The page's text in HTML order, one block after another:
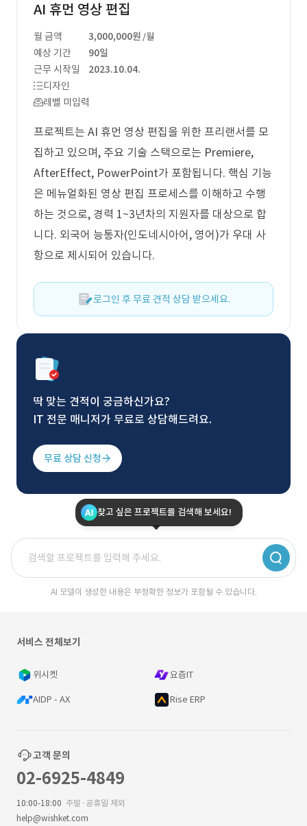
AI 휴먼 영상 편집
월 금액 3,000,000원 /월
예상 기간
90일
근무 시작일
2023.10.04.
디자인
레벨 미입력
프로젝트는 AI 휴먼 영상 편집을 위한 프리랜서를 모
집하고 있으며, 주요 기술 스택으로는 Premiere,
AfterEffect, PowerPoint가 포함됩니다. 핵심 기능
은 메뉴얼화된 영상 편집 프로세스를 이해하고 수행
하는 것으로, 경력 1~3년차의 지원자를 대상으로 합
니다. 외국어 능통자(인도네시아어, 영어)가 우대 사
항으로 제시되어 있습니다.
로그인 후 무료 견적 상담 받으세요.
딱 맞는 견적이 궁금하신가요?
IT 전문 매니저가 무료로 상담해드려요.
무료 상담 신청
찾고 싶은 프로젝트를 검색해 보세요!
AI 모델이 생성한 내용은 부정확한 정보가 포함될 수 있습니다.
서비스 전체보기
위시켓 요즘IT
AIDP - AX Rise ERP
고객 문의
02-6925-4849
10:00-18:00 주말·공휴일 제외
help@wishket.com